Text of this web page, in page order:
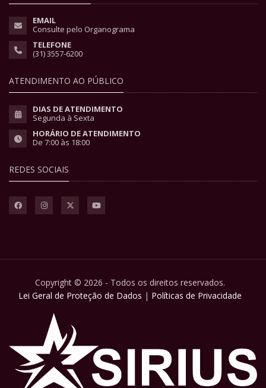
EMAIL
Consulte pelo Organograma
TELEFONE
(31) 3557-6200
ATENDIMENTO AO PÚBLICO
DIAS DE ATENDIMENTO
Segunda à Sexta
HORÁRIO DE ATENDIMENTO
De 7:00 às 18:00
REDES SOCIAIS
Copyright © 2026 - Todos os direitos reservados.
Lei Geral de Proteção de Dados | Políticas de Privacidade